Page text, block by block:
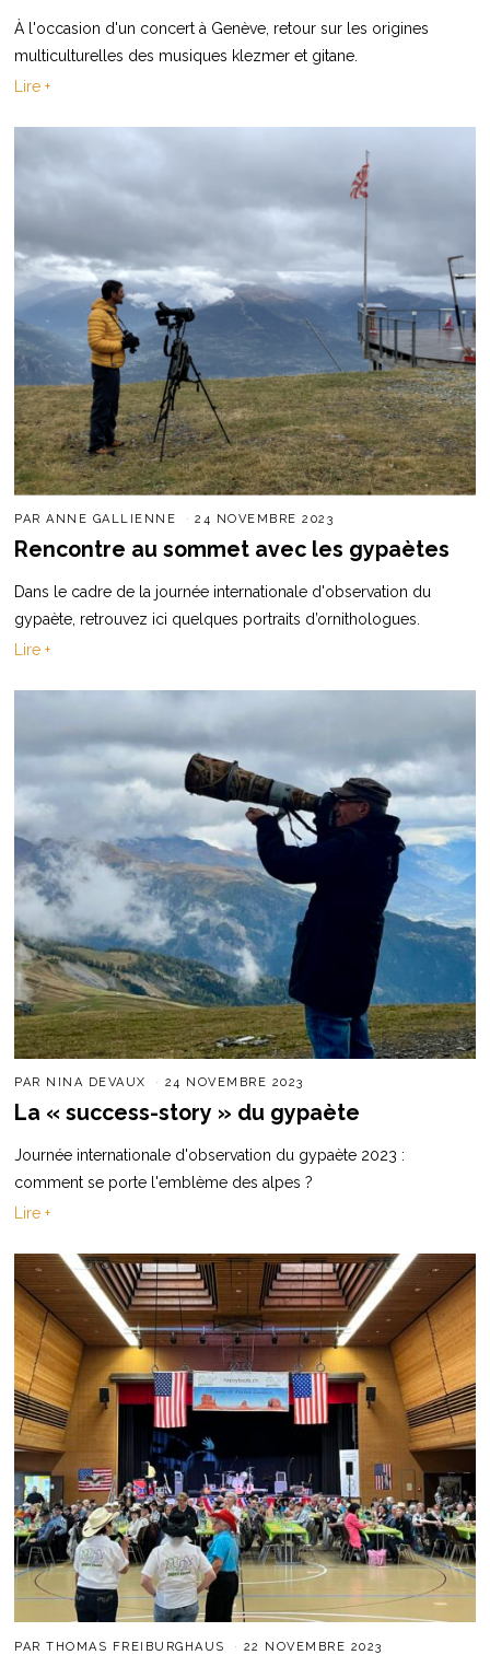
À l'occasion d'un concert à Genève, retour sur les origines
multiculturelles des musiques klezmer et gitane.
Lire +
PARANNE GALLIENNE 24 NOVEMBRE 2023
Rencontre au sommet avec les gypaètes
Dans le cadre de la journée internationale d'observation du
gypaète, retrouvez ici quelques portraits d’ornithologues.
Lire +
PAR NINA DEVAUX 24 NOVEMBRE 2023
La « success-story » du gypaète
Journée internationale d'observation du gypaète 2023 :
comment se porte l'emblème des alpes ?
Lire +
PARTHOMAS FREIBURGHAUS 22 NOVEMBRE 2023